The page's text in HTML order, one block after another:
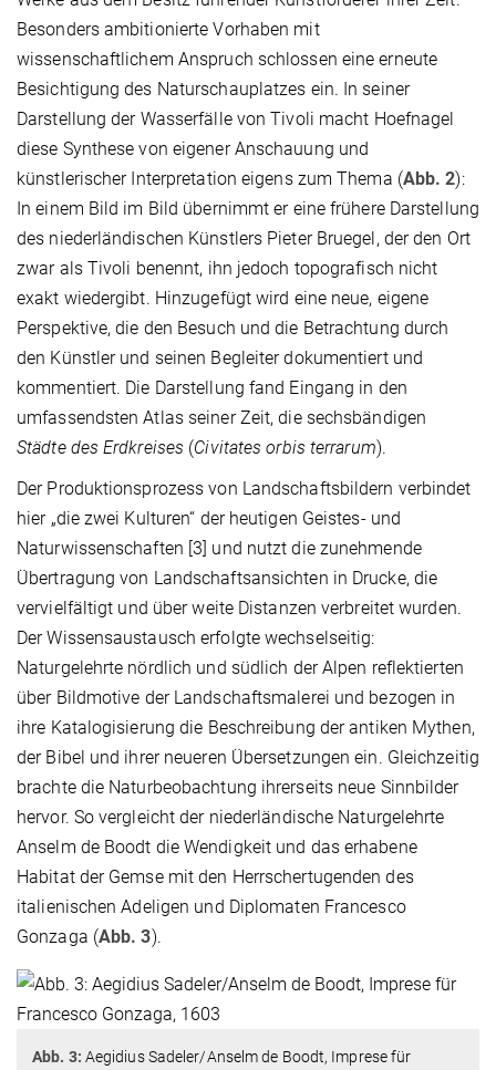
Besonders ambitionierte Vorhaben mit
wissenschaftlichem Anspruch schlossen eine erneute
Besichtigung des Naturschauplatzes ein. In seiner
Darstellung der Wasserfälle von Tivoli macht Hoefnagel
diese Synthese von eigener Anschauung und
künstlerischer Interpretation eigens zum Thema (Abb. 2):
In einem Bild im Bild übernimmt er eine frühere Darstellung
des niederländischen Künstlers Pieter Bruegel, der den Ort
zwar als Tivoli benennt, ihn jedoch topografisch nicht
exakt wiedergibt. Hinzugefügt wird eine neue, eigene
Perspektive, die den Besuch und die Betrachtung durch
den Künstler und seinen Begleiter dokumentiert und
kommentiert. Die Darstellung fand Eingang in den
umfassendsten Atlas seiner Zeit, die sechsbändigen
Städte des Erdkreises (Civitates orbis terrarum).
Der Produktionsprozess von Landschaftsbildern verbindet
hier „die zwei Kulturen“ der heutigen Geistes- und
Naturwissenschaften [3] und nutzt die zunehmende
Übertragung von Landschaftsansichten in Drucke, die
vervielfältigt und über weite Distanzen verbreitet wurden.
Der Wissensaustausch erfolgte wechselseitig:
Naturgelehrte nördlich und südlich der Alpen reflektierten
über Bildmotive der Landschaftsmalerei und bezogen in
ihre Katalogisierung die Beschreibung der antiken Mythen,
der Bibel und ihrer neueren Übersetzungen ein. Gleichzeitig
brachte die Naturbeobachtung ihrerseits neue Sinnbilder
hervor. So vergleicht der niederländische Naturgelehrte
Anselm de Boodt die Wendigkeit und das erhabene
Habitat der Gemse mit den Herrschertugenden des
italienischen Adeligen und Diplomaten Francesco
Gonzaga (Abb. 3).
Abb. 3: Aegidius Sadeler/Anselm de Boodt, Imprese für